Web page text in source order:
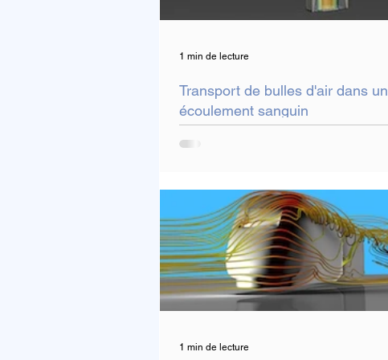
Transport de bulles d'air dans un
écoulement sanguin
1 min de lecture
1 min de lecture